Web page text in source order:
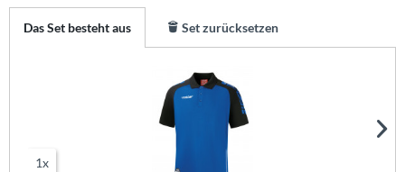
Das Set besteht aus Set zurücksetzen
1x